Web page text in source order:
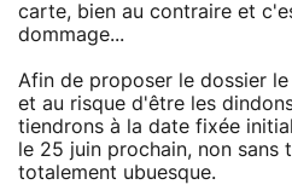
carte, bien au contraire et
dommage...
Afin de proposer le dossier
et au risque d'être les
tiendrons à la date fixée
le 25 juin prochain, non sans
totalement ubuesque.